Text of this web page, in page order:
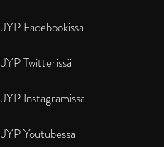
JYP Facebookissa
JYP Twitterissä
JYP Instagramissa
JYP Youtubessa